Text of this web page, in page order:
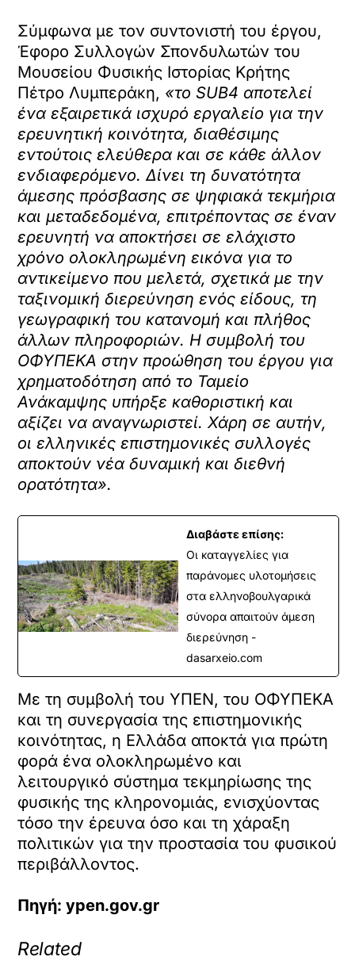
Σύμφωνα με τον συντονιστή του έργου,
Έφορο Συλλογών Σπονδυλωτών του
Μουσείου Φυσικής Ιστορίας Κρήτης
Πέτρο Λυμπεράκη, «το SUB4 αποτελεί
ένα εξαιρετικά ισχυρό εργαλείο για την
ερευνητική κοινότητα, διαθέσιμης
εντούτοις ελεύθερα και σε κάθε άλλον
ενδιαφερόμενο. Δίνει τη δυνατότητα
άμεσης πρόσβασης σε ψηφιακά τεκμήρια
και μεταδεδομένα, επιτρέποντας σε έναν
ερευνητή να αποκτήσει σε ελάχιστο
χρόνο ολοκληρωμένη εικόνα για το
αντικείμενο που μελετά, σχετικά με την
ταξινομική διερεύνηση ενός είδους, τη
γεωγραφική του κατανομή και πλήθος
άλλων πληροφοριών. Η συμβολή του
ΟΦΥΠΕΚΑ στην προώθηση του έργου για
χρηματοδότηση από το Ταμείο
Ανάκαμψης υπήρξε καθοριστική και
αξίζει να αναγνωριστεί. Χάρη σε αυτήν,
οι ελληνικές επιστημονικές συλλογές
αποκτούν νέα δυναμική και διεθνή
ορατότητα».
Διαβάστε επίσης:
Οι καταγγελίες για
παράνομες υλοτομήσεις
στα ελληνοβουλγαρικά
σύνορα απαιτούν άμεση
διερεύνηση -
dasarxeio.com
Με τη συμβολή του ΥΠΕΝ, του ΟΦΥΠΕΚΑ
και τη συνεργασία της επιστημονικής
κοινότητας, η Ελλάδα αποκτά για πρώτη
φορά ένα ολοκληρωμένο και
λειτουργικό σύστημα τεκμηρίωσης της
φυσικής της κληρονομιάς, ενισχύοντας
τόσο την έρευνα όσο και τη χάραξη
πολιτικών για την προστασία του φυσικού
περιβάλλοντος.
Πηγή: ypen.gov.gr
Related